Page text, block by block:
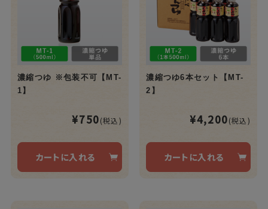
濃縮つゆ ※包装不可【MT-
1】
¥750(税込)
カートに入れる
濃縮つゆ6本セット【MT-
2】
¥4,200(税込)
カートに入れる